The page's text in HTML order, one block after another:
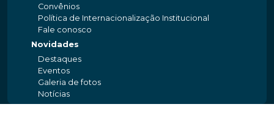
Convênios
Política de Internacionalização Institucional
Fale conosco
Novidades
Destaques
Eventos
Galeria de fotos
Notícias